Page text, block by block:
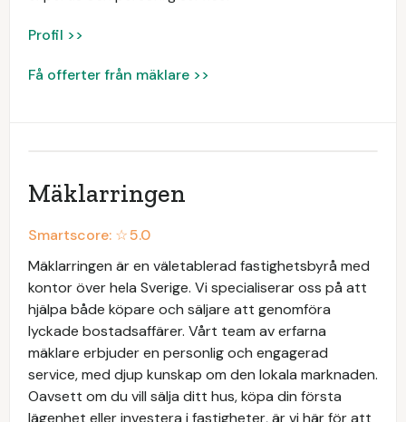
Profil >>
Få offerter från mäklare >>
Mäklarringen
Smartscore: ☆5.0
Mäklarringen är en väletablerad fastighetsbyrå med
kontor över hela Sverige. Vi specialiserar oss på att
hjälpa både köpare och säljare att genomföra
lyckade bostadsaffärer. Vårt team av erfarna
mäklare erbjuder en personlig och engagerad
service, med djup kunskap om den lokala marknaden.
Oavsett om du vill sälja ditt hus, köpa din första
lägenhet eller investera i fastigheter, är vi här för att